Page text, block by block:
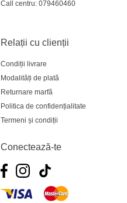
Relații cu clienții
Condiții livrare
Modalități de plată
Returnare marfă
Politica de confidențialitate
Termeni și condiții
Call centru: 079460460
Conectează-te